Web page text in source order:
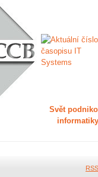
Svět
informatiky
RSS